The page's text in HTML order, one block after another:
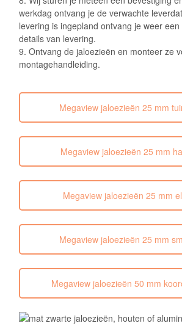
werkdag ontvang je de verwachte
levering is ingepland ontvang je weer
details van levering.
9. Ontvang de jaloezieën en monteer ze
montagehandleiding.
Megaview jaloezieën 25 mm
Megaview jaloezieën 25 mm
Megaview jaloezieën 25 mm
Megaview jaloezieën 25 mm
Megaview jaloezieën 50 mm